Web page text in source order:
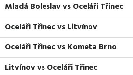
Mladá Boleslav vs Oceláři Třinec
Oceláři Třinec vs Litvínov
Oceláři Třinec vs Kometa Brno
Litvínov vs Oceláři Třinec